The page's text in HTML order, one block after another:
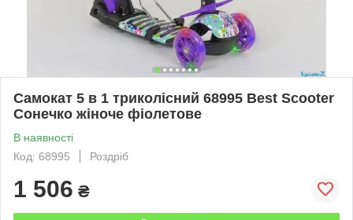
Самокат 5 в 1 триколісний 68995 Best Scooter
Сонечко жіноче фіолетове
В наявності
Код: 68995
Роздріб
1 506 ₴